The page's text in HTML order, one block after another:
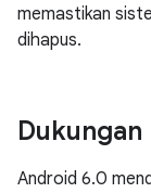
memastikan
dihapus.
Dukungan
Android 6.0